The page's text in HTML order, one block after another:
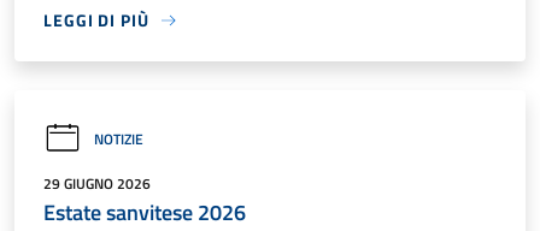
LEGGI DI PIÙ
NOTIZIE
29 GIUGNO 2026
Estate sanvitese 2026